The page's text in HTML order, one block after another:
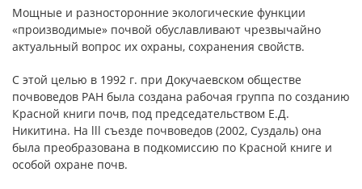
Мощные и разносторонние экологические функции
«производимые» почвой обуславливают чрезвычайно
актуальный вопрос их охраны, сохранения свойств.
С этой целью в 1992 г. при Докучаевском обществе
почвоведов РАН была создана рабочая группа по созданию
Красной книги почв, под председательством Е.Д.
Никитина. На lll съезде почвоведов (2002, Суздаль) она
была преобразована в подкомиссию по Красной книге и
особой охране почв.